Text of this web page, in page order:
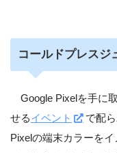
コールドプレスジ
Google Pixelを手に
せるイベント
で配
Pixelの端末カラーを